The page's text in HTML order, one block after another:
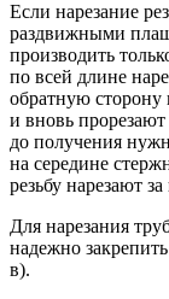
Если нарезание
раздвижными
производить
по всей длине
обратную
и вновь прорезают
до получения
на середине
резьбу нарезают
Для нарезания
надежно
в).